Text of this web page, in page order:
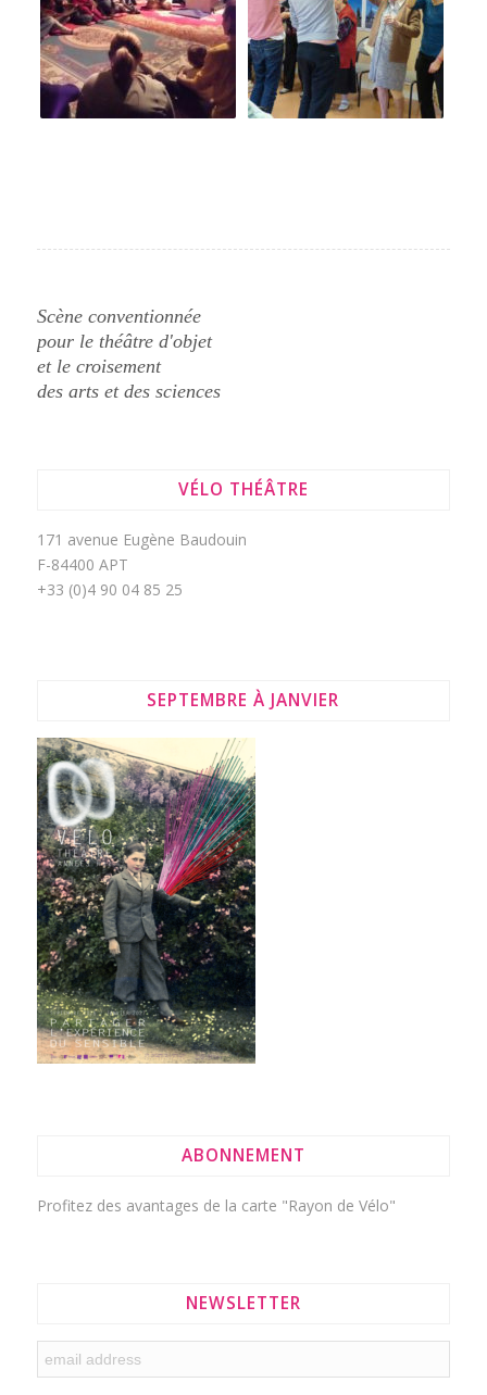
Scène conventionnée
pour le théâtre d'objet
et le croisement
des arts et des sciences
VÉLO THÉÂTRE
171 avenue Eugène Baudouin
F-84400 APT
+33 (0)4 90 04 85 25
SEPTEMBRE À JANVIER
ABONNEMENT
Profitez des avantages de la carte "Rayon de Vélo"
NEWSLETTER